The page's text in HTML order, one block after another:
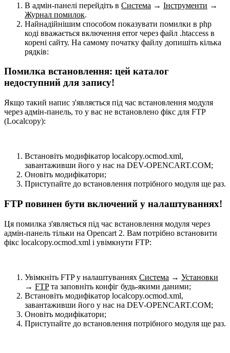
В адмін-панелі перейдіть в Система → Інструменти →
Журнал помилок.
Найнадійнішим способом показувати помилки в php
коді вважається включення error через файл .htaccess в
корені сайту. На самому початку файлу допишіть кілька
рядків:
Помилка встановлення: цей каталог
недоступний для запису!
Якщо такий напис з'являється під час встановлення модуля
через адмін-панель, то у вас не встановлено фікс для FTP
(Localcopy):
Встановіть модифікатор localcopy.ocmod.xml,
завантаживши його у нас на DEV-OPENCART.COM;
Оновіть модифікатори;
Приступайте до встановлення потрібного модуля ще раз.
FTP повинен бути включений у налаштуваннях!
Ця помилка з'являється під час встановлення модуля через
адмін-панель тільки на Opencart 2. Вам потрібно встановити
фікс localcopy.ocmod.xml і увімкнути FTP:
Увімкніть FTP у налаштуваннях Система → Установки
→ FTPта заповніть конфіг будь-якими даними;
Встановіть модифікатор localcopy.ocmod.xml,
завантаживши його у нас на DEV-OPENCART.COM;
Оновіть модифікатори;
Приступайте до встановлення потрібного модуля ще раз.